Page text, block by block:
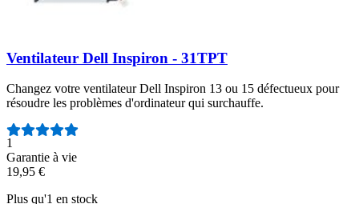
Ventilateur Dell Inspiron - 31TPT
Changez votre ventilateur Dell Inspiron 13 ou 15 défectueux pour
résoudre les problèmes d'ordinateur qui surchauffe.
Nombre d'avis :
1
Garantie à vie
19,95 €
Plus qu'1 en stock